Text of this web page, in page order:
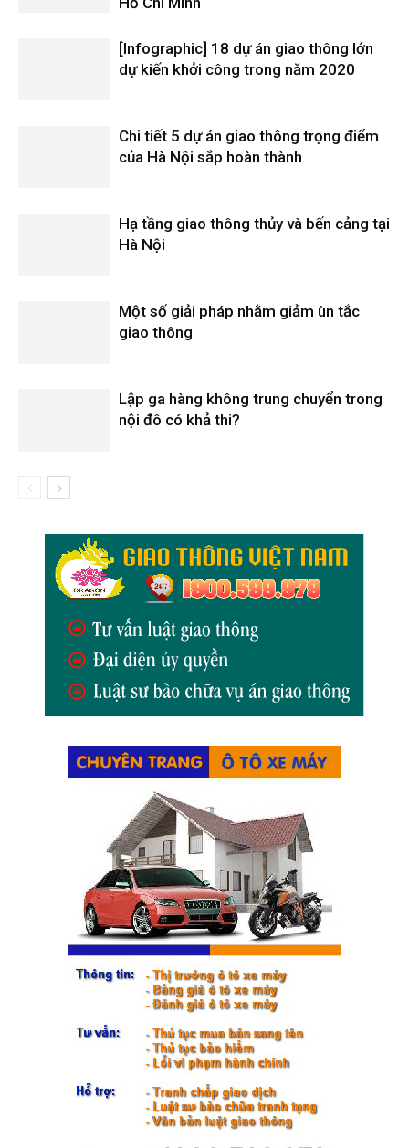
[Infographic] 18 dự án giao thông lớn
dự kiến khởi công trong năm 2020
Chi tiết 5 dự án giao thông trọng điểm
của Hà Nội sắp hoàn thành
Hạ tầng giao thông thủy và bến cảng tại
Hà Nội
Một số giải pháp nhằm giảm ùn tắc
giao thông
Lập ga hàng không trung chuyển trong
nội đô có khả thi?